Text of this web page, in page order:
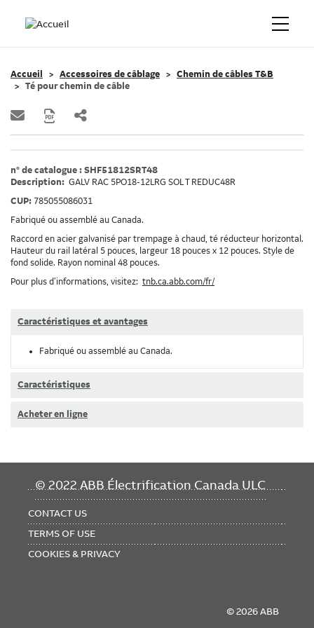
Accueil Accessoires de câblage
Chemin de câbles T&B
Té pour chemin de câble
n° de catalogue : SHF51812SRT48
Description: GALV RAC 5PO18-12LRG SOL T REDUC48R
CUP: 785055086031
Fabriqué ou assemblé au Canada.
Raccord en acier galvanisé par trempage à chaud, té réducteur horizontal.
Hauteur du rail latéral 5 pouces, largeur 18 pouces x 12 pouces. Style de
fond solide. Rayon nominal 48 pouces.
Pour plus d’informations, visitez: tnb.ca.abb.com/fr/
Caractéristiques et avantages
Fabriqué ou assemblé au Canada.
Caractéristiques
Acheter en ligne
© 2022 ABB Électrification Canada ULC
FOOTER
CONTACT US
TERMS OF USE
COOKIES & PRIVACY
© 2026 ABB